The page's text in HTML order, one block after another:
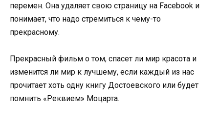
перемен. Она удаляет свою страницу на Facebook и
понимает, что надо стремиться к чему-то
прекрасному.
Прекрасный фильм о том, спасет ли мир красота и
изменится ли мир к лучшему, если каждый из нас
прочитает хоть одну книгу Достоевского или будет
помнить «Реквием» Моцарта.